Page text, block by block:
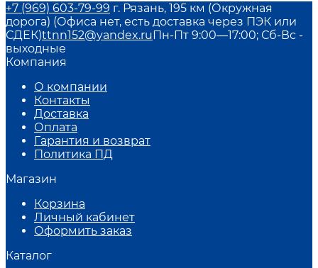
+7 (969) 603-79-99 г. Рязань, 195 км (Окружная
дорога) (Офиса нет, есть доставка через ПЭК или
СДЕК)ttnn152@yandex.ruПн-Пт 9:00—17:00; Сб-Вс -
выходные
Компания
О компании
Контакты
Доставка
Оплата
Гарантия и возврат
Политика ПД
Магазин
Корзина
Личный кабинет
Оформить заказ
Каталог